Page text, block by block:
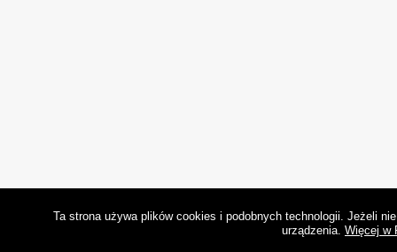
Ta strona używa plików cookies i podobnych technologii. Jeżeli
urządzenia. Więcej w